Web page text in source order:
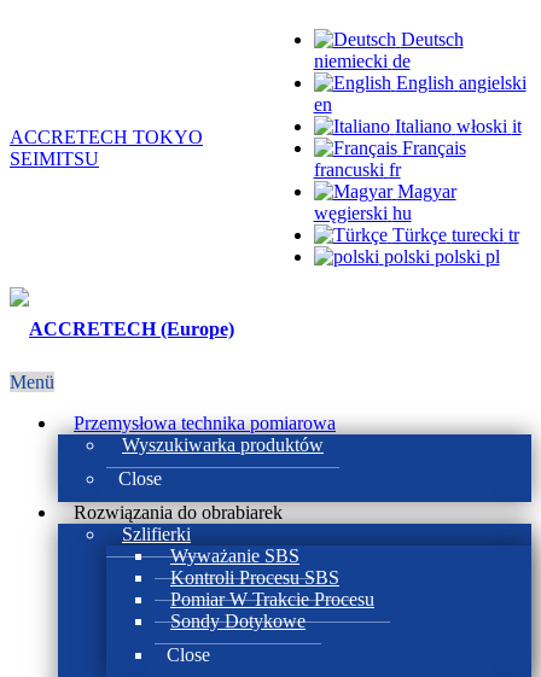
Deutsch
niemiecki de
English angielski
en
Italiano włoski it
Français
francuski fr
Magyar
węgierski hu
Türkçe turecki tr
polski polski pl
ACCRETECH TOKYO
SEIMITSU
Menü
Przemysłowa technika pomiarowa
Wyszukiwarka produktów
Close
Rozwiązania do obrabiarek
Szlifierki
Wyważanie SBS
Kontroli Procesu SBS
Pomiar W Trakcie Procesu
Sondy Dotykowe
Close